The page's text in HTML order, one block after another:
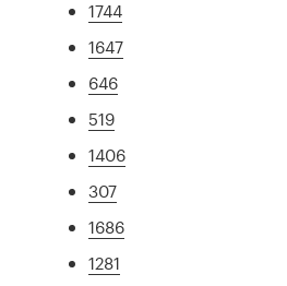
1744
1647
646
519
1406
307
1686
1281